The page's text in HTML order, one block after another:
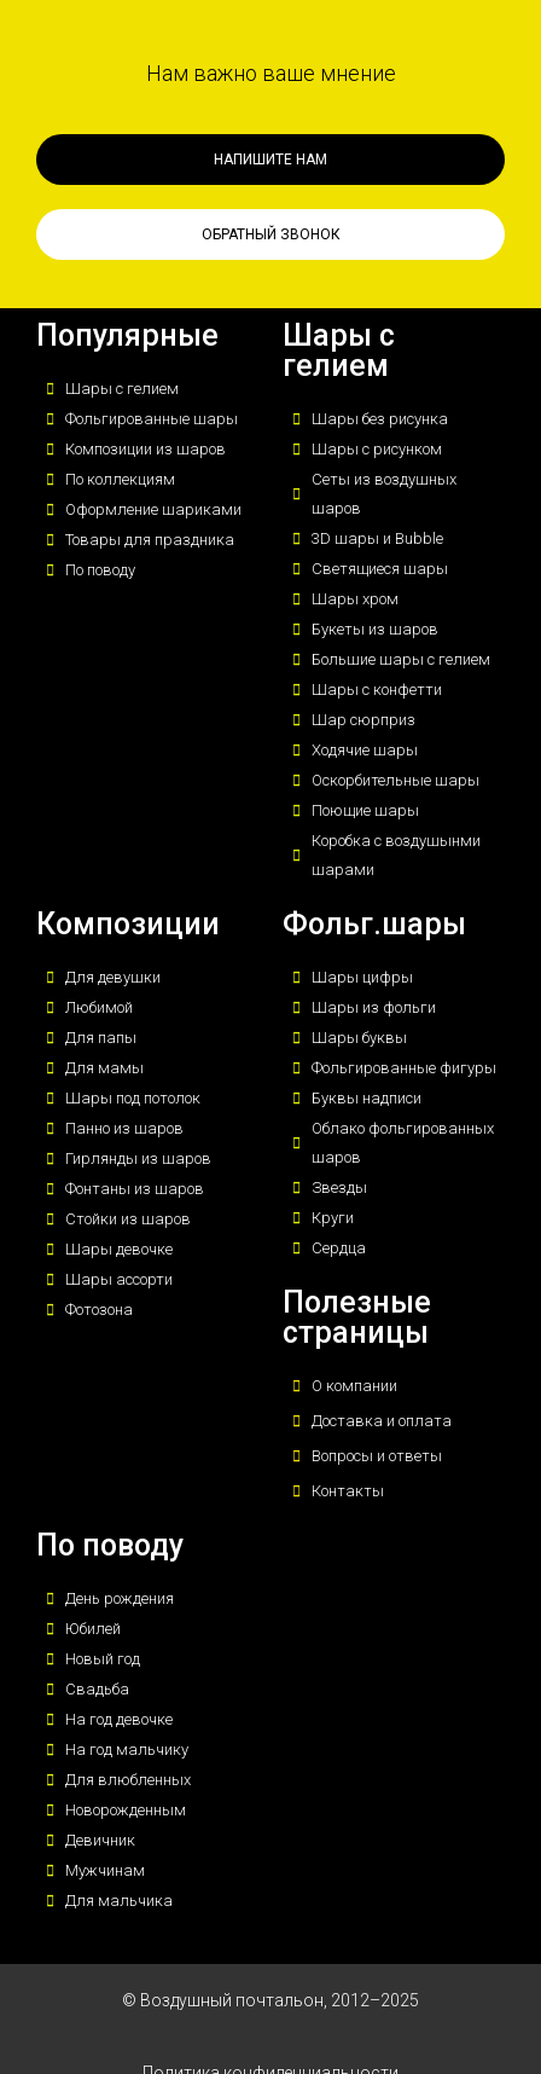
Нам важно ваше мнение
НАПИШИТЕ НАМ
ОБРАТНЫЙ ЗВОНОК
Популярные
Шары с гелием
Фольгированные шары
Композиции из шаров
По коллекциям
Оформление шариками
Товары для праздника
По поводу
Шары с
гелием
Шары без рисунка
Шары с рисунком
Сеты из воздушных
шаров
3D шары и Bubble
Светящиеся шары
Шары хром
Букеты из шаров
Большие шары с гелием
Шары с конфетти
Шар сюрприз
Ходячие шары
Оскорбительные шары
Поющие шары
Коробка с воздушынми
шарами
Композиции
Для девушки
Любимой
Для папы
Для мамы
Шары под потолок
Панно из шаров
Гирлянды из шаров
Фонтаны из шаров
Стойки из шаров
Шары девочке
Шары ассорти
Фотозона
Фольг.шары
Шары цифры
Шары из фольги
Шары буквы
Фольгированные фигуры
Буквы надписи
Облако фольгированных
шаров
Звезды
Круги
Сердца
Полезные
страницы
О компании
Доставка и оплата
Вопросы и ответы
Контакты
По поводу
День рождения
Юбилей
Новый год
Свадьба
На год девочке
На год мальчику
Для влюбленных
Новорожденным
Девичник
Мужчинам
Для мальчика
© Воздушный почтальон, 2012–2025